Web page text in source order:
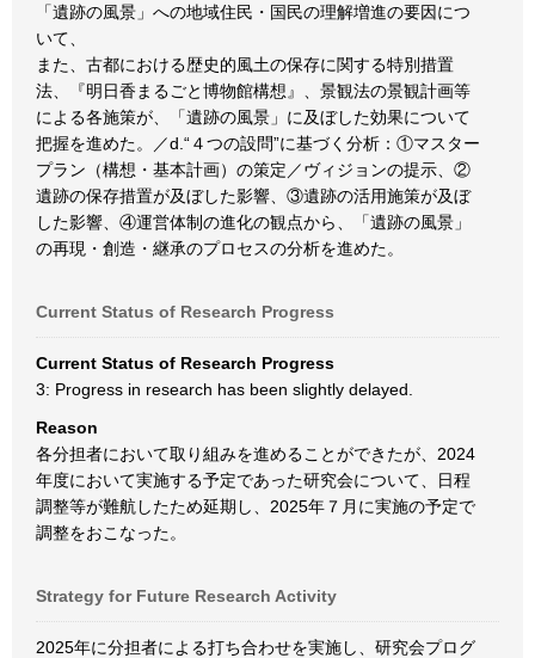
「遺跡の風景」への地域住民・国民の理解増進の要因につ
いて、
また、古都における歴史的風土の保存に関する特別措置
法、『明日香まるごと博物館構想』、景観法の景観計画等
による各施策が、「遺跡の風景」に及ぼした効果について
把握を進めた。／d.“４つの設問”に基づく分析：①マスター
プラン（構想・基本計画）の策定／ヴィジョンの提示、②
遺跡の保存措置が及ぼした影響、③遺跡の活用施策が及ぼ
した影響、④運営体制の進化の観点から、「遺跡の風景」
の再現・創造・継承のプロセスの分析を進めた。
Current Status of Research Progress
Current Status of Research Progress
3: Progress in research has been slightly delayed.
Reason
各分担者において取り組みを進めることができたが、2024
年度において実施する予定であった研究会について、日程
調整等が難航したため延期し、2025年７月に実施の予定で
調整をおこなった。
Strategy for Future Research Activity
2025年に分担者による打ち合わせを実施し、研究会プログ